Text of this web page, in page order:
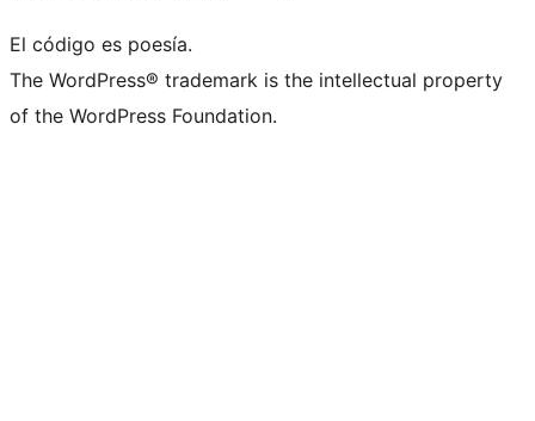
El código es poesía.
The WordPress® trademark is the intellectual property
of the WordPress Foundation.